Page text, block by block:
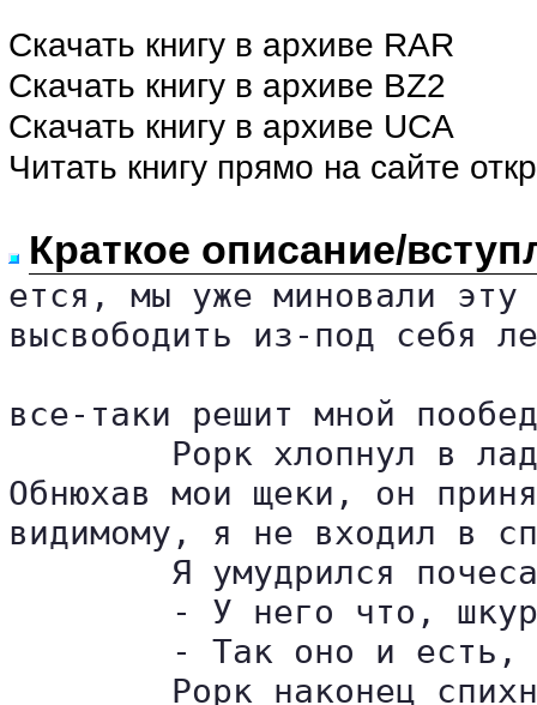
Скачать книгу в архиве RAR
Скачать книгу в архиве BZ2
Скачать книгу в архиве UCA
Читать книгу прямо на сайте
Краткое описание/
ется, мы уже миновали
высвободить из-под себя
все-таки решит мной
Обнюхав мои щеки, он
видимому, я не входил в